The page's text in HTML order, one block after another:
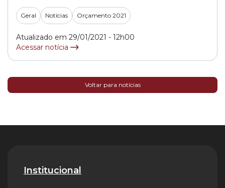
Lei Orçamentária Anual 2021 – PL (Projeto de Lei)
643/2020 -, projeto que estima as receitas e fixava as
despesas da capital paulista para o ano e que foi
aprovado na Câmara... »
Geral Notícias Orçamento 2021
Atualizado em 29/01/2021 - 12h00
Acessar notícia
Voltar para notícias
Institucional